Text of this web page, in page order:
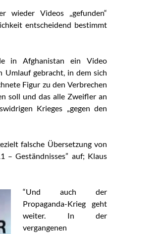
wieder Videos „gefunden“
entscheidend bestimmt
in Afghanistan ein Video
Umlauf gebracht, in dem sich
Figur zu den Verbrechen
soll und das alle Zweifler an
Krieges „gegen den
falsche Übersetzung von
– Geständnisses” auf; Klaus
“Und auch der
Propaganda-Krieg geht
weiter. In der
vergangenen